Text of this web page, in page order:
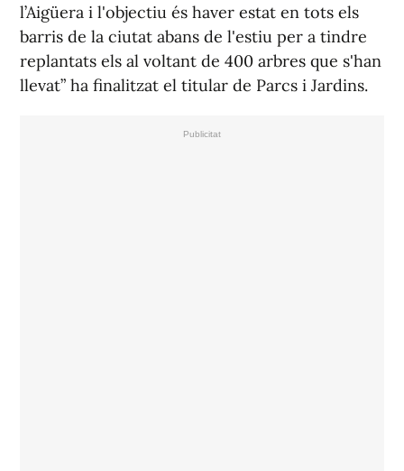
l’Aigüera i l'objectiu és haver estat en tots els
barris de la ciutat abans de l'estiu per a tindre
replantats els al voltant de 400 arbres que s'han
llevat” ha finalitzat el titular de Parcs i Jardins.